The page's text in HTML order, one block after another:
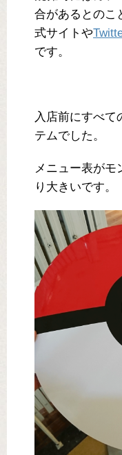
合があるとのこ
式サイトや
です。
入店前にすべて
テムでした。
メニュー表がモ
り大きいです。